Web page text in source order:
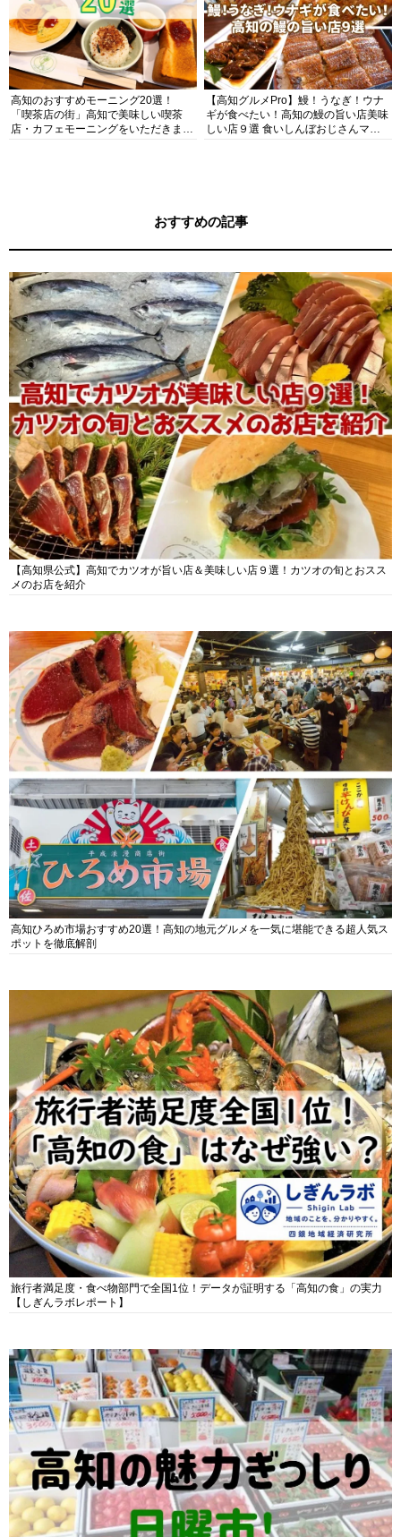
高知のおすすめモーニング20選！
「喫茶店の街」高知で美味しい喫茶
店・カフェモーニングをいただきま
【高知グルメPro】鰻！うなぎ！ウナ
ギが食べたい！高知の鰻の旨い店美味
しい店９選 食いしんぼおじさんマッ
おすすめの記事
【高知県公式】高知でカツオが旨い店＆美味しい店９選！カツオの旬とおスス
メのお店を紹介
高知ひろめ市場おすすめ20選！高知の地元グルメを一気に堪能できる超人気ス
ポットを徹底解剖
旅行者満足度・食べ物部門で全国1位！データが証明する「高知の食」の実力
【しぎんラボレポート】